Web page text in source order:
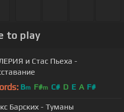
to play
и Стас Пьеха -
Bm F#m C# D E A F#
Барских - Туманы